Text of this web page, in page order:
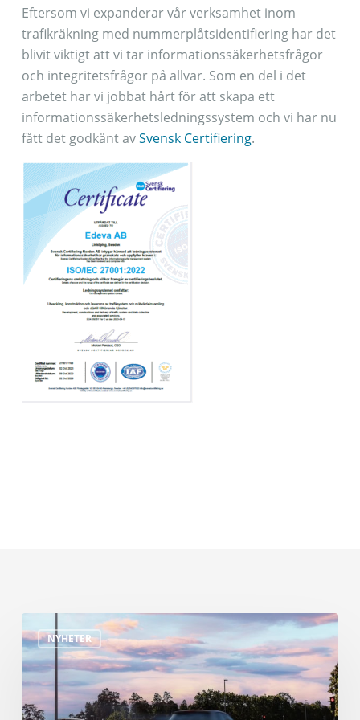
Eftersom vi expanderar vår verksamhet inom
trafikräkning med nummerplåtsidentifiering har det
blivit viktigt att vi tar informationssäkerhetsfrågor
och integritetsfrågor på allvar. Som en del i det
arbetet har vi jobbat hårt för att skapa ett
informationssäkerhetsledningssystem och vi har nu
fått det godkänt avSvensk Certifiering.
NYHETER
söker
Edge
platform
engineer